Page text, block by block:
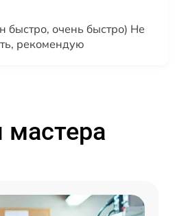
быстро, очень быстро) Не
рекомендую